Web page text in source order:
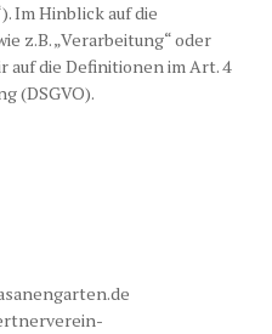
Im Hinblick auf die
z.B. „Verarbeitung“ oder
auf die Definitionen im Art. 4
(DSGVO).